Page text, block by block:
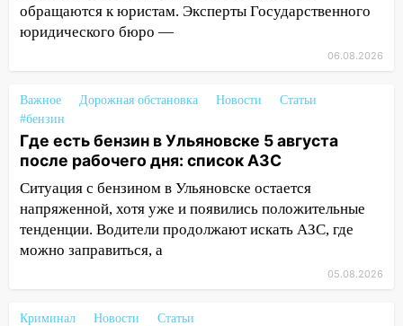
05:00 Кому 6 августа звезды сулят
прибыль, а кому — испытания на
22:58
ДТП с мотоциклистом
20:22 Мошенники обманули 92-летнюю
жительницу Ульяновской области
19:14 Житель Ульяновской области
подвез троих незнакомцев на трассе и
заработал уголовное дело
Ульяновской области
обращаются к юристам. Эксперты Государственного
юридического бюро —
06.08.2026
Важное Дорожная обстановка Новости
Статьи
#бензин
Где есть бензин в Ульяновске 5 августа
после рабочего дня: список АЗС
Ситуация с бензином в Ульяновске остается
напряженной, хотя уже и появились положительные
тенденции. Водители продолжают искать АЗС, где
можно заправиться, а
05.08.2026
Криминал Новости
Статьи